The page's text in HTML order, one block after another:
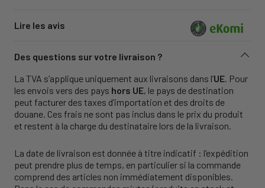
Lire les avis
Des questions sur votre livraison ?
La TVA s’applique uniquement aux livraisons dans l’UE . Pour
les envois vers des pays hors UE, le pays de destination
peut facturer des taxes d’importation et des droits de
douane. Ces frais ne sont pas inclus dans le prix du produit
et restent à la charge du destinataire lors de la livraison.
La date de livraison est donnée à titre indicatif : l’expédition
peut prendre plus de temps, en particulier si la commande
comprend des articles non immédiatement disponibles.